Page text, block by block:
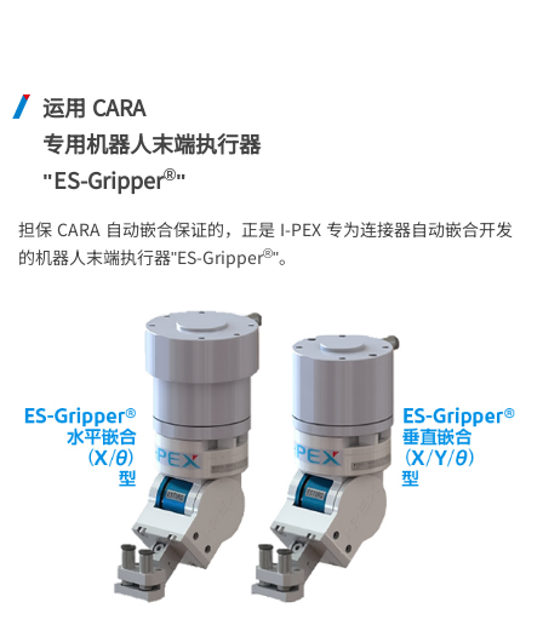
运用 CARA
专用机器人末端执行器
"ES-Gripper®"
担保 CARA 自动嵌合保证的，正是 I-PEX 专为连接器自动嵌合开发
的机器人末端执行器"ES-Gripper®"。